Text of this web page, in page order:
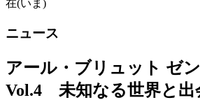
在(いま)
ニュース
アール・ブリュット ゼ
Vol.4 未知なる世界と